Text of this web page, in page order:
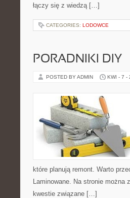
łączy się z wiedzą […]
CATEGORIES: LODOWCE
PORADNIKI DIY
POSTED BY ADMIN KWI - 7 -
które planują remont. Warto
Laminowane. Na stronie można
kwestie związane […]